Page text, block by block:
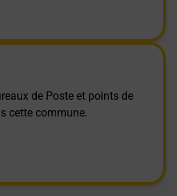
de Poste et points de
cette commune.